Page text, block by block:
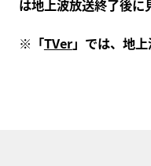
は地上波放送終了後に
※「TVer」では、地